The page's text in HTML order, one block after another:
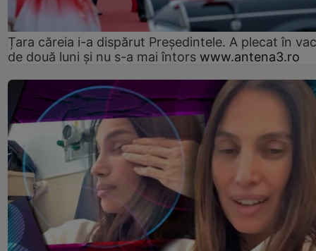
Țara căreia i-a dispărut Președintele. A plecat în
de două luni și nu s-a mai întors www.antena3.ro